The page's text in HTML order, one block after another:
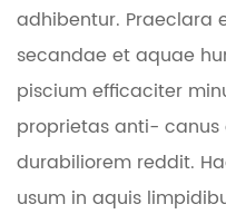
adhibentur. Praeclara
secandae et aquae
piscium efficaciter
proprietas anti-
durabiliorem reddit.
usum in aquis